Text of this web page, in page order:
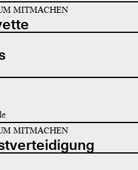
MITMACHEN
MITMACHEN